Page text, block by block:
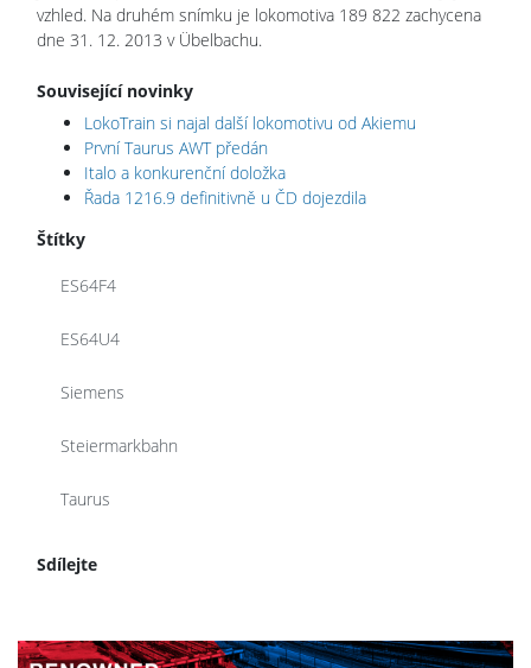
vzhled. Na druhém snímku je lokomotiva 189 822 zachycena
dne 31. 12. 2013 v Übelbachu.
Související novinky
LokoTrain si najal další lokomotivu od Akiemu
První Taurus AWT předán
Italo a konkurenční doložka
Řada 1216.9 definitivně u ČD dojezdila
Štítky
ES64F4
ES64U4
Siemens
Steiermarkbahn
Taurus
Sdílejte